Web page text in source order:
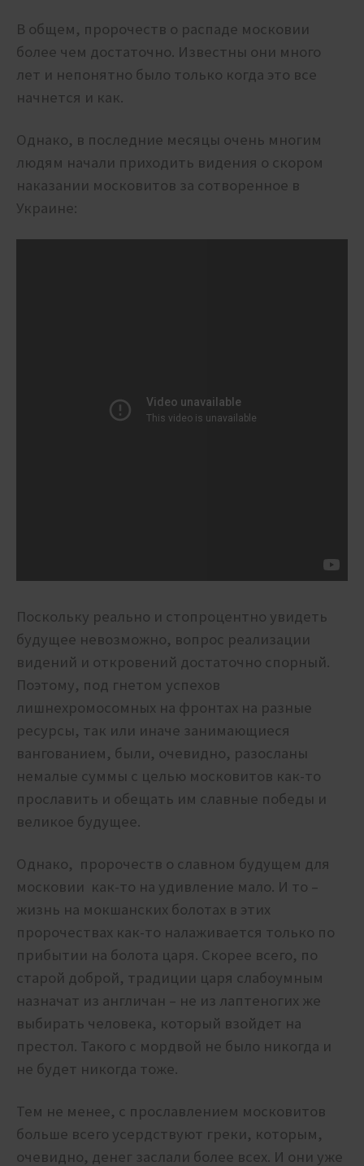
В общем, пророчеств о распаде московии
более чем достаточно. Известны они много
лет и непонятно было только когда это все
начнется и как.
Однако, в последние месяцы очень многим
людям начали приходить видения о скором
наказании московитов за сотворенное в
Украине:
Поскольку реально и стопроцентно увидеть
будущее невозможно, вопрос реализации
видений и откровений достаточно спорный.
Поэтому, под гнетом успехов
лишнехромосомных на фронтах на разные
ресурсы, так или иначе занимающиеся
вангованием, были, очевидно, разосланы
немалые суммы с целью московитов как-то
прославить и обещать им славные победы и
великое будущее.
Однако, пророчеств о славном будущем для
московии как-то на удивление мало. И то –
жизнь на мокшанских болотах в этих
пророчествах как-то налаживается только по
прибытии на болота царя. Скорее всего, по
старой доброй, традиции царя слабоумным
назначат из англичан – не из лаптеногих же
выбирать человека, который взойдет на
престол. Такого с мордвой не было никогда и
не будет никогда тоже.
Тем не менее, с прославлением московитов
больше всего усердствуют греки, которым,
очевидно, денег заслали более всех. И они уже